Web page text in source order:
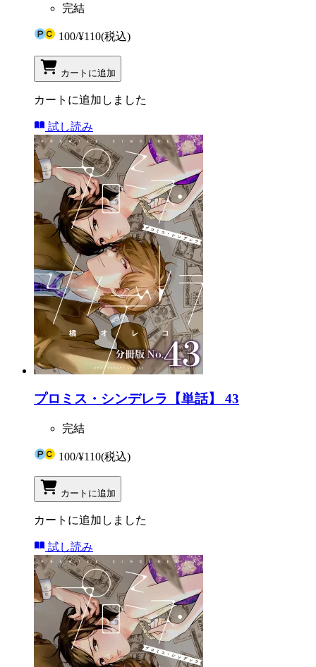
完結
100/¥110(税込)
カートに追加
カートに追加しました
試し読み
プロミス・シンデレラ【単話】 43
完結
100/¥110(税込)
カートに追加
カートに追加しました
試し読み